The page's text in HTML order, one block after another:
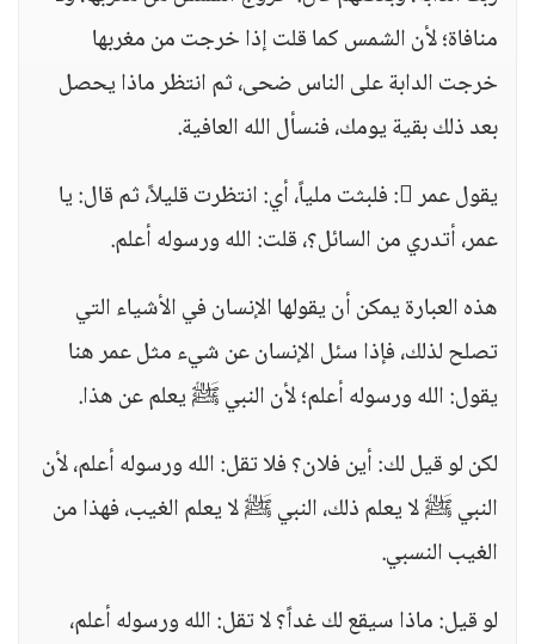
منافاة؛ لأن الشمس كما قلت إذا خرجت من مغربها
خرجت الدابة على الناس ضحى، ثم انتظر ماذا يحصل
بعد ذلك بقية يومك، فنسأل الله العافية.
يقول عمر : فلبثت ملياً، أي: انتظرت قليلاً، ثم قال: يا
عمر، أتدري من السائل؟، قلت: الله ورسوله أعلم.
هذه العبارة يمكن أن يقولها الإنسان في الأشياء التي
تصلح لذلك، فإذا سئل الإنسان عن شيء مثل عمر هنا
يقول: الله ورسوله أعلم؛ لأن النبي ﷺ يعلم عن هذا.
لكن لو قيل لك: أين فلان؟ فلا تقل: الله ورسوله أعلم، لأن
النبي ﷺ لا يعلم ذلك، النبي ﷺ لا يعلم الغيب، فهذا من
الغيب النسبي.
لو قيل: ماذا سيقع لك غداً؟ لا تقل: الله ورسوله أعلم،